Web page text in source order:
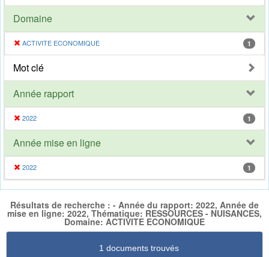
Domaine
ACTIVITE ECONOMIQUE 1
Mot clé
Année rapport
2022 1
Année mise en ligne
2022 1
Résultats de recherche : - Année du rapport: 2022, Année de
mise en ligne: 2022, Thématique: RESSOURCES - NUISANCES,
Domaine: ACTIVITE ECONOMIQUE
1 documents trouvés